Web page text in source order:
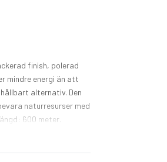
finish, polerad
mindre energi än att
alternativ. Den
naturresurser med
600 meter.